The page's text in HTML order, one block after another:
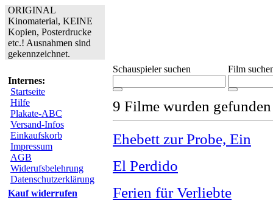
ORIGINAL
Kinomaterial, KEINE
Kopien, Posterdrucke
etc.! Ausnahmen sind
gekennzeichnet.
Internes:
Startseite
Hilfe
Plakate-ABC
Versand-Infos
Einkaufskorb
Impressum
AGB
Widerufsbelehrung
Datenschutzerklärung
Kauf widerrufen
Schauspieler suchen Film
9 Filme wurden
Ehebett zur Probe, Ein
El Perdido
Ferien für Verliebte